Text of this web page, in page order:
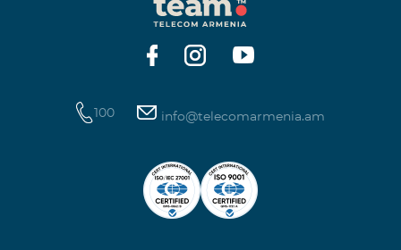
100 info@telecomarmenia.am